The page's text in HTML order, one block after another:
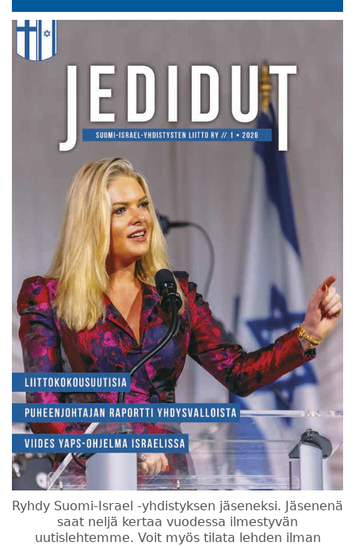
Ryhdy Suomi-Israel -yhdistyksen jäseneksi. Jäsenenä
saat neljä kertaa vuodessa ilmestyvän
uutislehtemme. Voit myös tilata lehden ilman